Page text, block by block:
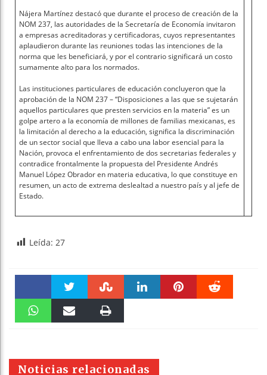
Nájera Martínez destacó que durante el proceso de creación de la
NOM 237, las autoridades de la Secretaría de Economía invitaron
a empresas acreditadoras y certificadoras, cuyos representantes
aplaudieron durante las reuniones todas las intenciones de la
norma que les beneficiará, y por el contrario significará un costo
sumamente alto para los normados.
Las instituciones particulares de educación concluyeron que la
aprobación de la NOM 237 – “Disposiciones a las que se sujetarán
aquellos particulares que presten servicios en la materia” es un
golpe artero a la economía de millones de familias mexicanas, es
la limitación al derecho a la educación, significa la discriminación
de un sector social que lleva a cabo una labor esencial para la
Nación, provoca el enfrentamiento de dos secretarias federales y
contradice frontalmente la propuesta del Presidente Andrés
Manuel López Obrador en materia educativa, lo que constituye en
resumen, un acto de extrema deslealtad a nuestro país y al jefe de
Estado.
Leída: 27
Faceboo Twitter Stumble
pt
Noticias relacionadas